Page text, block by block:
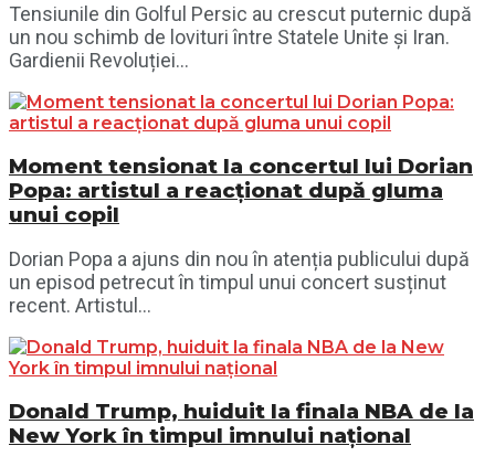
Tensiunile din Golful Persic au crescut puternic după
un nou schimb de lovituri între Statele Unite și Iran.
Gardienii Revoluției...
Moment tensionat la concertul lui Dorian
Popa: artistul a reacționat după gluma
unui copil
Dorian Popa a ajuns din nou în atenția publicului după
un episod petrecut în timpul unui concert susținut
recent. Artistul...
Donald Trump, huiduit la finala NBA de la
New York în timpul imnului național